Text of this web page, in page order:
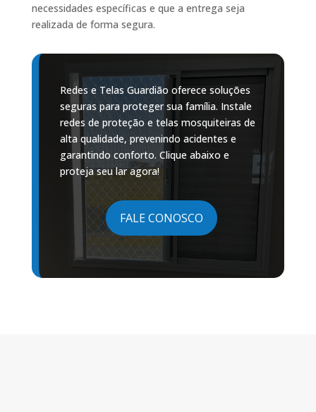
necessidades específicas e que a entrega seja
realizada de forma segura.
Redes e Telas Guardião oferece soluções
seguras para proteger sua família. Instale
redes de proteção e telas mosquiteiras de
alta qualidade, prevenindo acidentes e
garantindo conforto. Clique abaixo e
proteja seu lar agora!
FALE CONOSCO